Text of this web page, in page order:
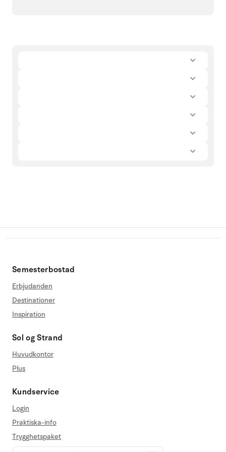
Semesterbostad
Erbjudanden
Destinationer
Inspiration
Sol og Strand
Huvudkontor
Plus
Kundservice
Login
Praktiska-info
Trygghetspaket